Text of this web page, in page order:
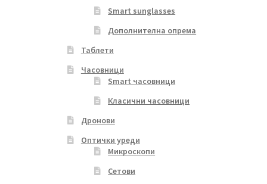
Smart sunglasses
Дополнителна опрема
Таблети
Часовници
Smart часовници
Класични часовници
Дронови
Оптички уреди
Микроскопи
Сетови